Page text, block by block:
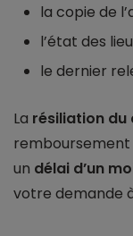
la copie de
l’état des
le dernier
La résiliation
un délai d’un
votre demande